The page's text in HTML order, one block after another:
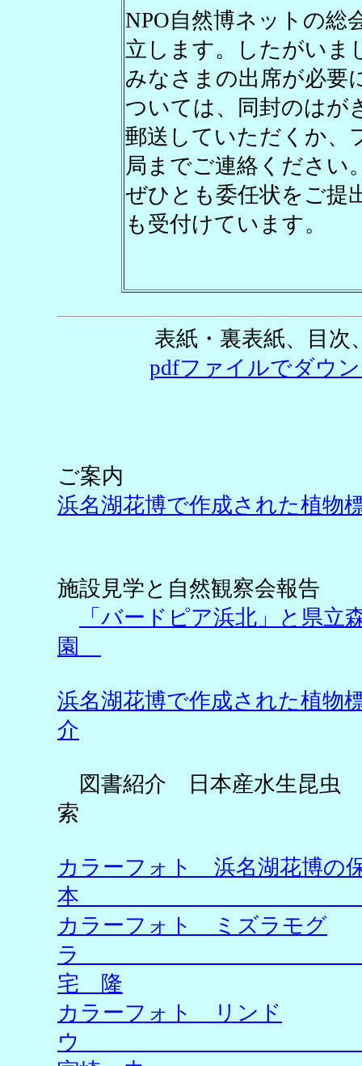
NPO自然博ネットの総
立します。したがいま
みなさまの出席が必要
ついては、同封のはが
郵送していただくか、
局までご連絡ください
ぜひとも委任状をご提
も受付けています。
表紙・裏表紙、目次
pdfファイルでダウ
ご案内
浜名湖花博で作成された植物
施設見学と自然観察会報告
「バードピア浜北」と県立
園
浜名湖花博で作成された植物
介
図書紹介 日本産水生昆虫
索 北野
カラーフォト 浜名湖花博の
本 杉
カラーフォト ミズラモグ
ラ
宅 隆
カラーフォト リンド